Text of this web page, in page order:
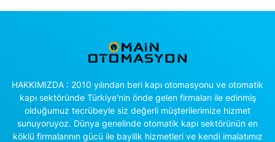
HAKKIMIZDA : 2010 yılından beri kapı otomasyonu ve otomatik
kapı sektöründe Türkiye'nin önde gelen firmaları ile edinmiş
olduğumuz tecrübeyle siz değerli müşterilerimize hizmet
sunuyoruyoz. Dünya genelinde otomatik kapı sektörünün en
köklü firmalarının gücü ile bayilik hizmetleri ve kendi imalatımız